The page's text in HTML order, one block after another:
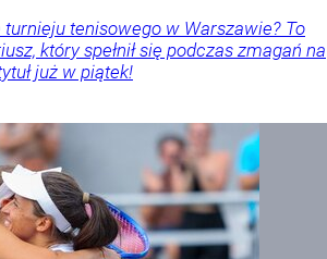
tenisowego w Warszawie? To
który spełnił się podczas zmagań na
już w piątek!